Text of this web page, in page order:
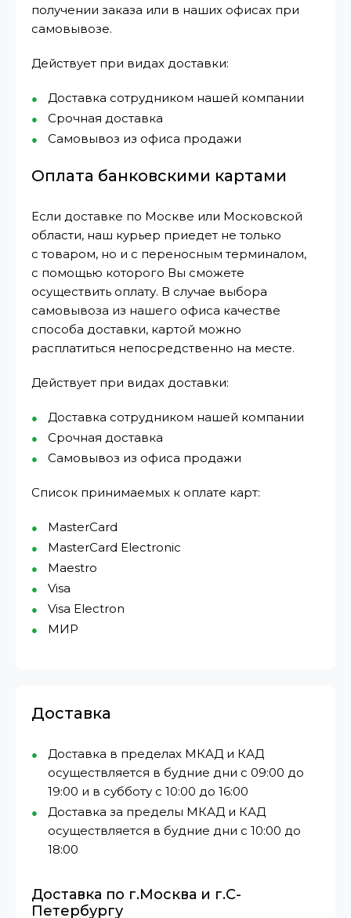
получении заказа или в наших офисах при
самовывозе.
Действует при видах доставки:
Доставка сотрудником нашей компании
Срочная доставка
Самовывоз из офиса продажи
Оплата банковскими картами
Если доставке по Москве или Московской
области, наш курьер приедет не только
с товаром, но и с переносным терминалом,
с помощью которого Вы сможете
осуществить оплату. В случае выбора
самовывоза из нашего офиса качестве
способа доставки, картой можно
расплатиться непосредственно на месте.
Действует при видах доставки:
Доставка сотрудником нашей компании
Срочная доставка
Самовывоз из офиса продажи
Список принимаемых к оплате карт:
MasterCard
MasterCard Electronic
Maestro
Visa
Visa Electron
МИР⁠
Доставка
Доставка в пределах МКАД и КАД
осуществляется в будние дни с 09:00 до
19:00 и в субботу с 10:00 до 16:00
Доставка за пределы МКАД и КАД
осуществляется в будние дни с 10:00 до
18:00
Доставка по г.Москва и г.С-
Петербургу